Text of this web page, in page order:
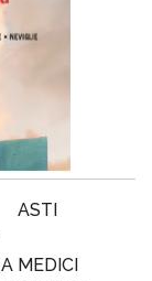
ASTI
MEDICI